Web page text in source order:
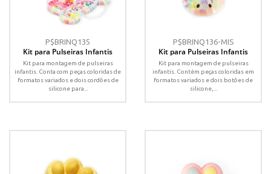
P$BRINQ135
Kit para Pulseiras Infantis
Kit para montagem de pulseiras
infantis. Conta com peças coloridas de
formatos variados e dois cordões de
silicone para...
P$BRINQ136-MIS
Kit para Pulseiras Infantis
Kit para montagem de pulseiras
infantis. Contém peças coloridas em
formatos variados e dois botões de
silicone,...